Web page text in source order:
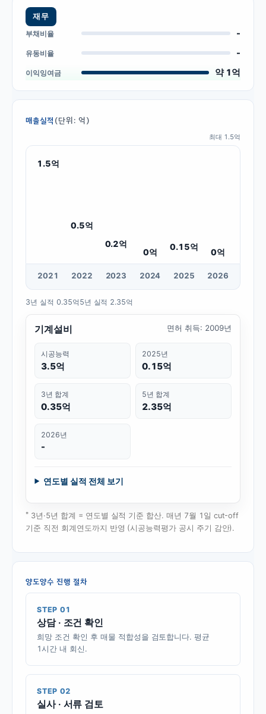
재무
부채비율
-
유동비율 -
이익잉여금 약 1억
매출실적 (단위: 억)
최대 1.5억
1.5억
0.5억
0.2억
0억
0.15억
0억
2021 2022 2023 2024 2025 2026
3년 실적 0.35억 5년 실적 2.35억
기계설비 면허 취득: 2009년
시공능력
3.5억
2025년
0.15억
3년 합계
0.35억
5년 합계
2.35억
2026년
-
연도별 실적 전체 보기
* 3년·5년 합계 = 연도별 실적 기준 합산. 매년 7월 1일 cut-off
기준 직전 회계연도까지 반영 (시공능력평가 공시 주기 감안).
양도양수 진행 절차
STEP 01
상담 · 조건 확인
희망 조건 확인 후 매물 적합성을 검토합니다. 평균
1시간 내 회신.
STEP 02
실사 · 서류 검토